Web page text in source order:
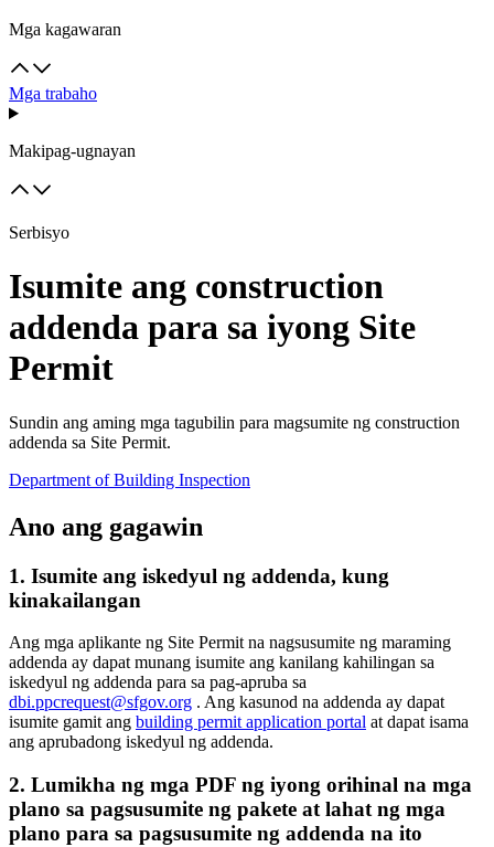
Mga kagawaran
Mga trabaho
Makipag-ugnayan
Serbisyo
Isumite ang construction
addenda para sa iyong Site
Permit
Sundin ang aming mga tagubilin para magsumite ng construction
addenda sa Site Permit.
Department of Building Inspection
Ano ang gagawin
1. Isumite ang iskedyul ng addenda, kung
kinakailangan
Ang mga aplikante ng Site Permit na nagsusumite ng maraming
addenda ay dapat munang isumite ang kanilang kahilingan sa
iskedyul ng addenda para sa pag-apruba sa
dbi.ppcrequest@sfgov.org . Ang kasunod na addenda ay dapat
isumite gamit ang building permit application portal at dapat isama
ang aprubadong iskedyul ng addenda.
2. Lumikha ng mga PDF ng iyong orihinal na mga
plano sa pagsusumite ng pakete at lahat ng mga
plano para sa pagsusumite ng addenda na ito